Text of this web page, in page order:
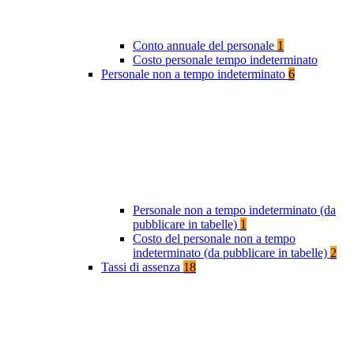
Conto annuale del personale 1
Costo personale tempo indeterminato
Personale non a tempo indeterminato 6
Personale non a tempo indeterminato (da
pubblicare in tabelle) 1
Costo del personale non a tempo
indeterminato (da pubblicare in tabelle) 2
Tassi di assenza 18